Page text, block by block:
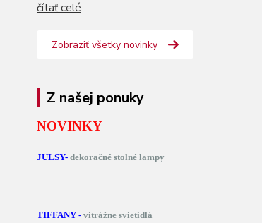
čítať celé
Zobraziť všetky novinky
Z našej ponuky
NOVINKY
JULSY- dekoračné stolné lampy
TIFFANY - vitrážne svietidlá